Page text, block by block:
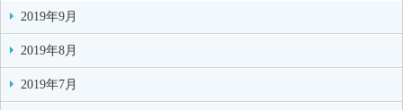
2019年9月
2019年8月
2019年7月